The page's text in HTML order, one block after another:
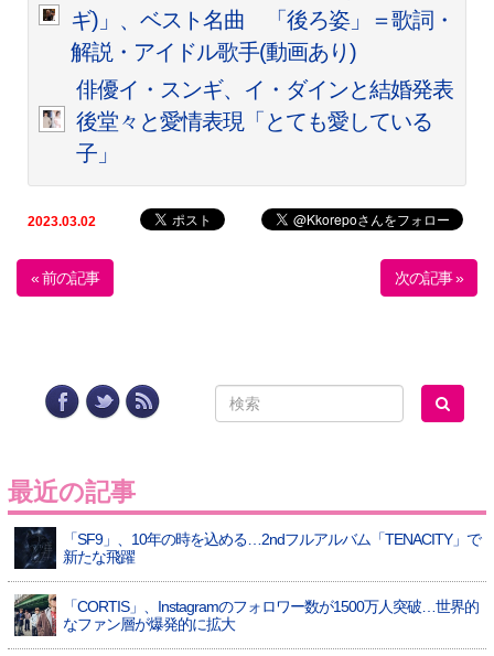
ギ)」、ベスト名曲 「後ろ姿」＝歌詞・
解説・アイドル歌手(動画あり)
俳優イ・スンギ、イ・ダインと結婚発表
後堂々と愛情表現「とても愛している
子」
2023.03.02
« 前の記事 次の記事 »
最近の記事
「SF9」、10年の時を込める…2ndフルアルバム「TENACITY」で
新たな飛躍
「CORTIS」、Instagramのフォロワー数が1500万人突破…世界的
なファン層が爆発的に拡大